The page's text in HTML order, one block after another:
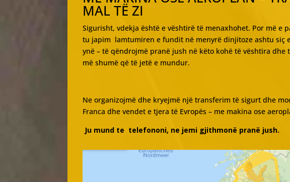
MAL TË ZI
Sigurisht, vdekja është e vështirë të menaxhohet. Por më
tu japim lamtumiren e fundit në menyrë dinjitoze ashtu siç
ynë – të qëndrojmë pranë jush në këto kohë të vështira
më shumë që të jetë e mundur.
Ne organizojmë dhe kryejmë një transferim të sigurt dhe
Franca dhe vendet e tjera të Evropës – me makina ose
Ju mund te telefononi, ne jemi gjithmonë pranë jush.